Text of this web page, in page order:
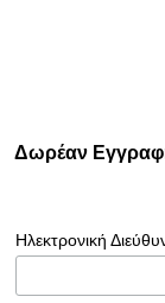
Δωρέαν
Ηλεκτρονική